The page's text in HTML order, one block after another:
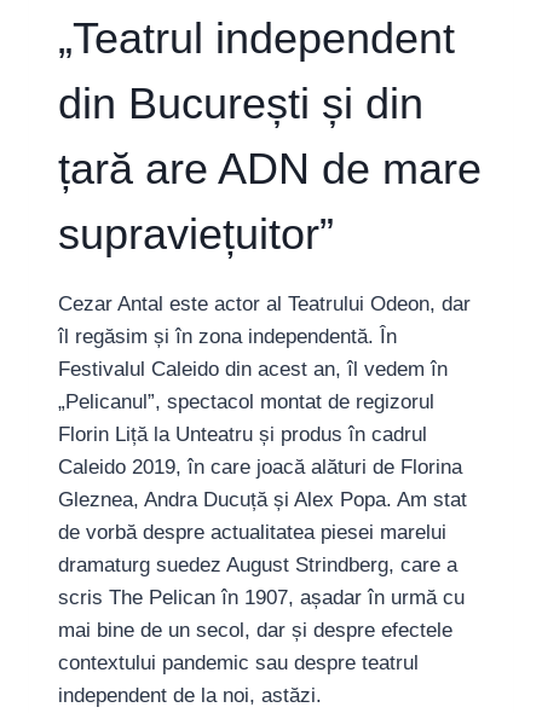
„Teatrul independent
din București și din
țară are ADN de mare
supraviețuitor”
Cezar Antal este actor al Teatrului Odeon, dar
îl regăsim și în zona independentă. În
Festivalul Caleido din acest an, îl vedem în
„Pelicanul”, spectacol montat de regizorul
Florin Liță la Unteatru și produs în cadrul
Caleido 2019, în care joacă alături de Florina
Gleznea, Andra Ducuță și Alex Popa. Am stat
de vorbă despre actualitatea piesei marelui
dramaturg suedez August Strindberg, care a
scris The Pelican în 1907, așadar în urmă cu
mai bine de un secol, dar și despre efectele
contextului pandemic sau despre teatrul
independent de la noi, astăzi.